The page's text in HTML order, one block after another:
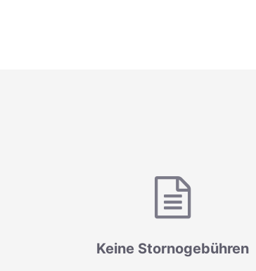
Keine Stornogebühren